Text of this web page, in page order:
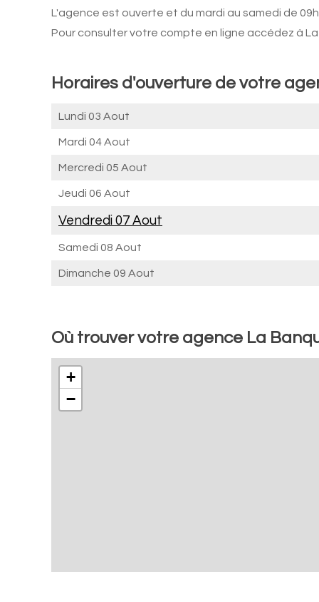
L'agence est ouverte et du mardi au samedi de
Pour consulter votre compte en ligne accédez à
Horaires d'ouverture de votre
Lundi 03 Aout
Mardi 04 Aout
Mercredi 05 Aout
Jeudi 06 Aout
Vendredi 07 Aout
Samedi 08 Aout
Dimanche 09 Aout
Où trouver votre agence La
+
−